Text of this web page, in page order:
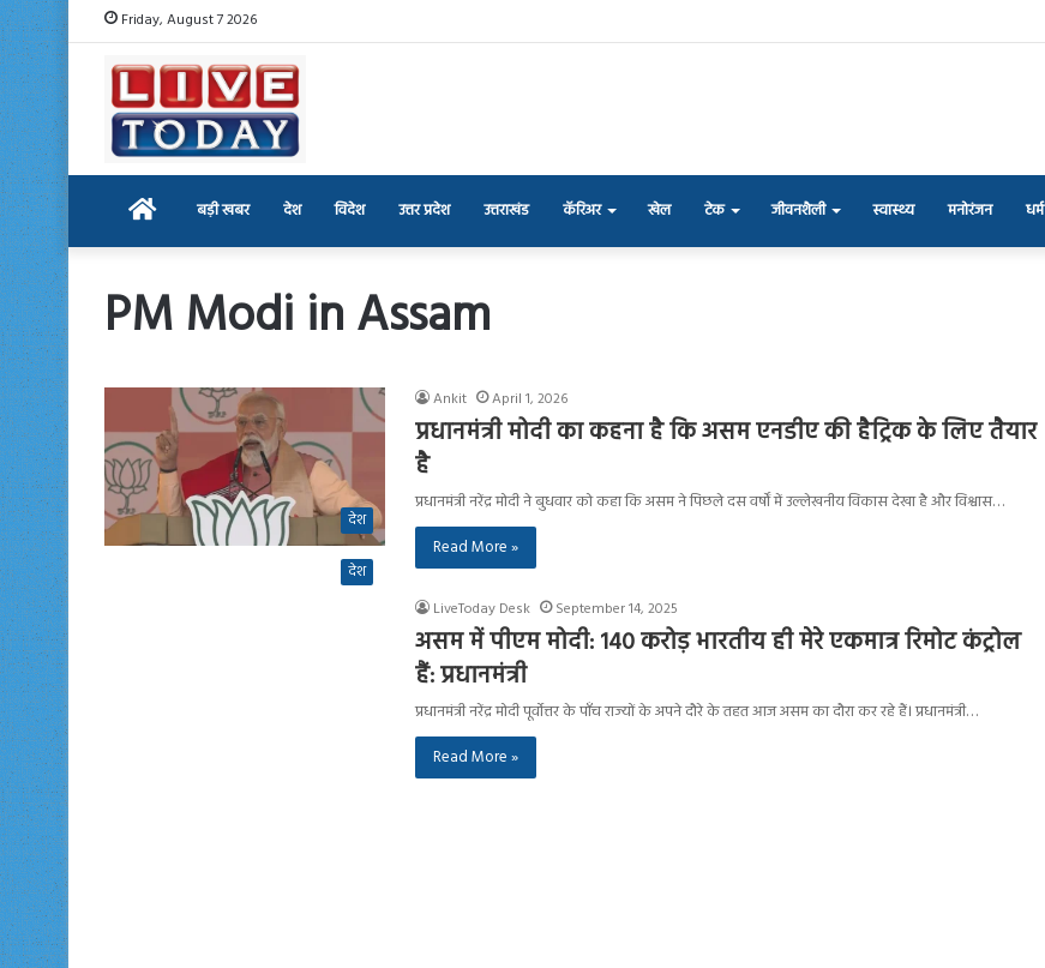
Friday, August 7 2026
Home बड़ी खबर देश विदेश उत्तर प्रदेश उत्तराखंड कॅरिअर खेल टेक जीवनशैली स्वास्थ्य मनोरंजन धर्म
PM Modi in Assam
देश
Ankit April 1, 2026
प्रधानमंत्री मोदी का कहना है कि असम एनडीए की हैट्रिक के लिए तैयार
है
प्रधानमंत्री नरेंद्र मोदी ने बुधवार को कहा कि असम ने पिछले दस वर्षों में उल्लेखनीय विकास देखा है और विश्वास…
Read More »
देश
LiveToday Desk
September 14, 2025
असम में पीएम मोदी: 140 करोड़ भारतीय ही मेरे एकमात्र रिमोट कंट्रोल
हैं: प्रधानमंत्री
प्रधानमंत्री नरेंद्र मोदी पूर्वोत्तर के पाँच राज्यों के अपने दौरे के तहत आज असम का दौरा कर रहे हैं। प्रधानमंत्री…
Read More »